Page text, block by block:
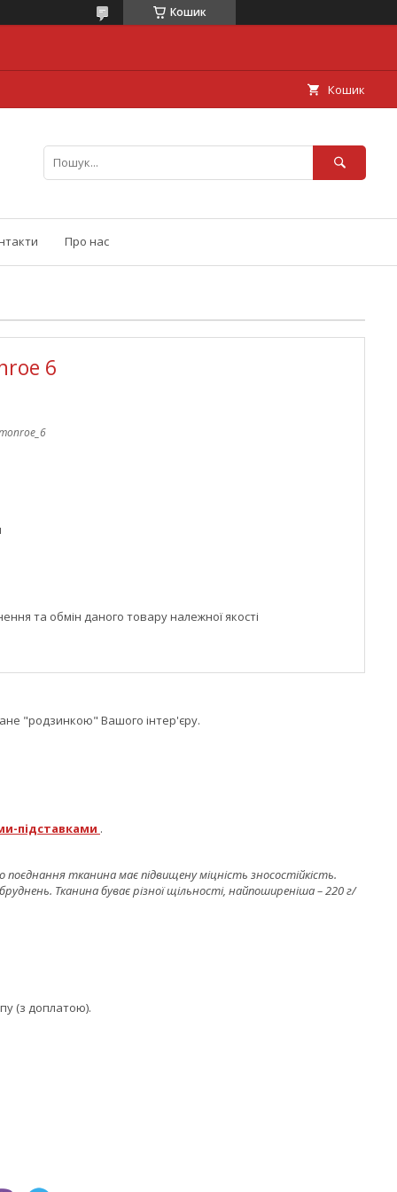
Кошик
Кошик
Про нас
6
та обмін даного товару належної якості
"родзинкою" Вашого інтер'єру.
підставками .
тканина має підвищену міцність зносостійкість.
Тканина буває різної щільності, найпоширеніша – 220 г/
(з доплатою).